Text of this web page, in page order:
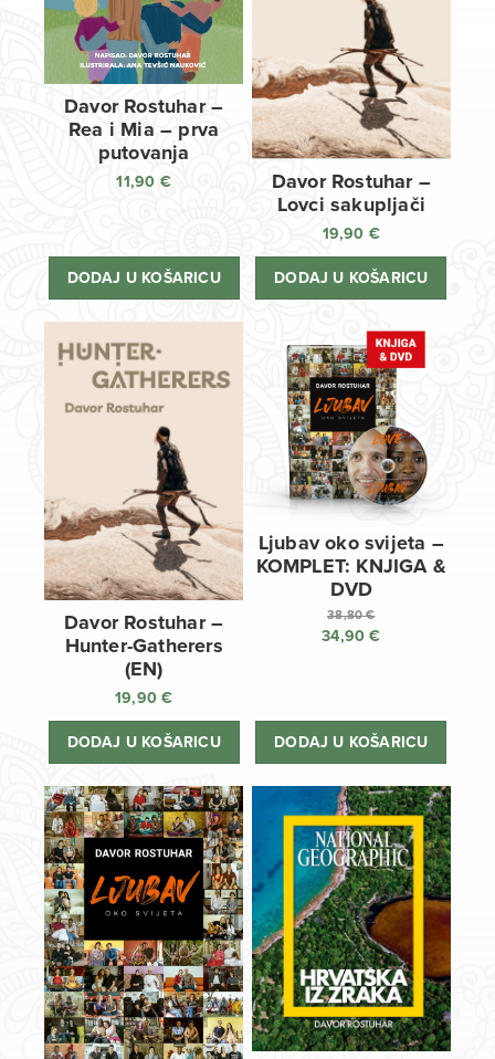
Davor Rostuhar –
Rea i Mia – prva
putovanja
11,90 €
DODAJ U KOŠARICU
Davor Rostuhar –
Lovci sakupljači
19,90 €
DODAJ U KOŠARICU
Davor Rostuhar –
Hunter-Gatherers
(EN)
19,90€
DODAJ U KOŠARICU
Ljubav oko svijeta –
KOMPLET: KNJIGA &
DVD
38,80€
Izvorna
38,80 €.
34,90€
34,90 €.
DODAJ U KOŠARICU